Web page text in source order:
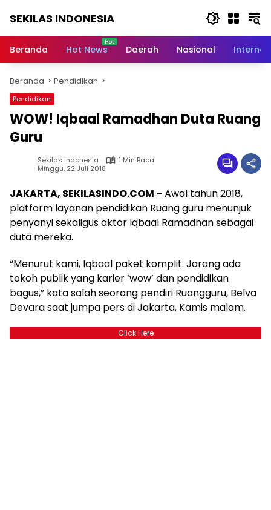
SEKILAS INDONESIA
Terkini,
Latest
World,
Headlines,
News
Today
Beranda Hot News Daerah Nasional
Beranda Pendidikan
Pendidikan
WOW! Iqbaal Ramadhan Duta Ruang
Guru
Sekilas Indonesia
1 Min Baca
Minggu, 22 Juli 2018
JAKARTA, SEKILASINDO.COM –Awal tahun 2018,
platform layanan pendidikan Ruang guru menunjuk
penyanyi sekaligus aktor Iqbaal Ramadhan sebagai
duta mereka.
“Menurut kami, Iqbaal paket komplit. Jarang ada
tokoh publik yang karier ‘wow’ dan pendidikan
bagus,” kata salah seorang pendiri Ruangguru, Belva
Devara saat jumpa pers di Jakarta, Kamis malam.
Click Here